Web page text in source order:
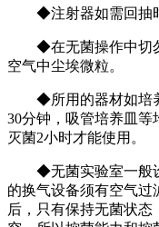
◆注射器如需回抽时
◆在无菌操作中切勿
空气中尘埃微粒。
◆所用的器材如培养
30分钟，吸管培养皿
灭菌2小时才能使用。
◆无菌实验室一般设
的换气设备须有空气
后，只有保持无菌状